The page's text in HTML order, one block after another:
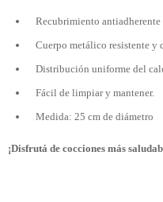
Recubrimiento
Cuerpo metálico resistente y
Distribución uniforme del
Fácil de limpiar y mantener.
Medida: 25 cm de diámetro
¡Disfrutá de cocciones más